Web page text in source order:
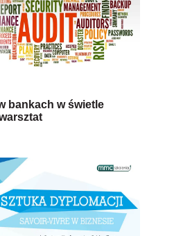
bankach w świetle